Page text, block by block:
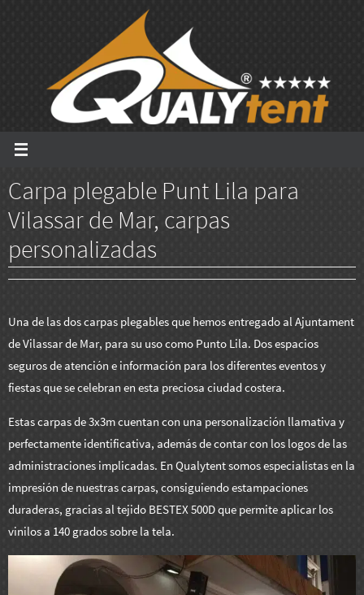
Carpa plegable Punt Lila para
Vilassar de Mar, carpas
personalizadas
Una de las dos carpas plegables que hemos entregado al Ajuntament
de Vilassar de Mar, para su uso como Punto Lila. Dos espacios
seguros de atención e información para los diferentes eventos y
fiestas que se celebran en esta preciosa ciudad costera.
Estas carpas de 3x3m cuentan con una personalización llamativa y
perfectamente identificativa, además de contar con los logos de las
administraciones implicadas. En Qualytent somos especialistas en la
impresión de nuestras carpas, consiguiendo estampaciones
duraderas, gracias al tejido BESTEX 500D que permite aplicar los
vinilos a 140 grados sobre la tela.